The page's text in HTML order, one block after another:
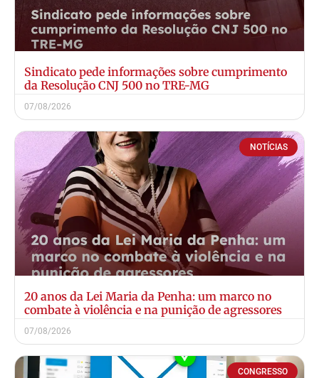
Sindicato pede informações sobre cumprimento
da Resolução CNJ 500 no TRE-MG
07/08/2026
NOTÍCIAS
20 anos da Lei Maria da Penha: um marco no
combate à violência e na punição de agressores
07/08/2026
CONGRESSO